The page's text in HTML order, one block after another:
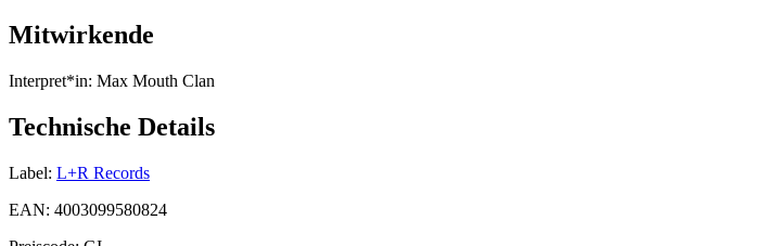
Mitwirkende
Interpret*in: Max Mouth Clan
Technische Details
Label: L+R Records
EAN: 4003099580824